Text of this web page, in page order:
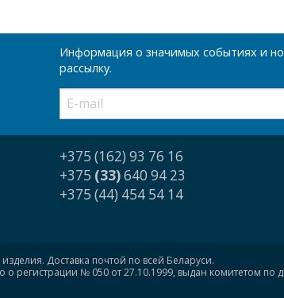
Информация о значимых событиях и
рассылку.
+375 (162) 93 76 16
+375 (33)640 94 23
+375 (44) 454 54 14
Доставка почтой по всей Беларуси.
регистрации № 050 от 27.10.1999, выдан комитетом